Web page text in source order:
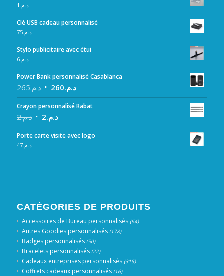
د.م. 1
Clé USB cadeau personnalisé
د.م.75
Stylo publicitaire avec étui
د.م.6
Power Bank personnalisé Casablanca
د.م.265 د.م.260
Crayon personnalisé Rabat
د.م.2 د.م.2
Porte carte visite avec logo
د.م.47
CATÉGORIES DE PRODUITS
Accessoires de Bureau personnalisés (64)
Autres Goodies personnalisés (178)
Badges personnalisés (50)
Bracelets personnalisés (22)
Cadeaux entreprises personnalisés (315)
Coffrets cadeaux personnalisés (16)